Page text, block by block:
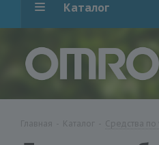
Каталог